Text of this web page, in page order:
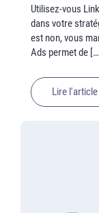
Utilisez-vous
dans votre
est non, vous
Ads permet de
Lire l'article